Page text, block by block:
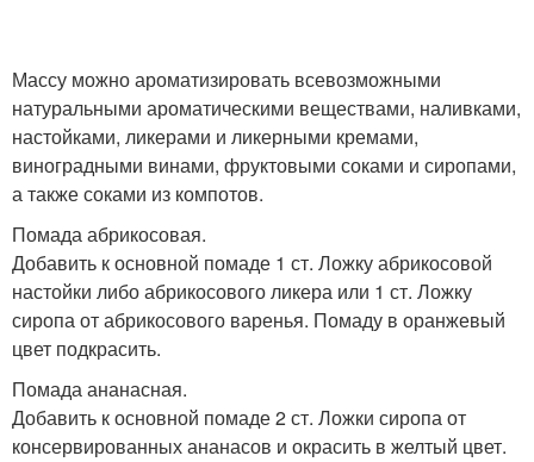
Массу можно ароматизировать всевозможными
натуральными ароматическими веществами, наливками,
настойками, ликерами и ликерными кремами,
виноградными винами, фруктовыми соками и сиропами,
а также соками из компотов.
Помада абрикосовая.
Добавить к основной помаде 1 ст. Ложку абрикосовой
настойки либо абрикосового ликера или 1 ст. Ложку
сиропа от абрикосового варенья. Помаду в оранжевый
цвет подкрасить.
Помада ананасная.
Добавить к основной помаде 2 ст. Ложки сиропа от
консервированных ананасов и окрасить в желтый цвет.